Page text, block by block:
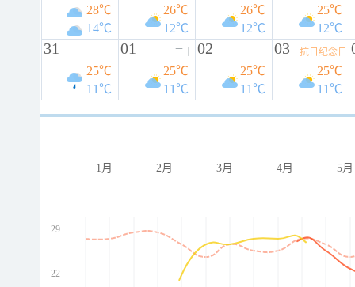
28℃
14℃
26℃
12℃
26℃
12℃
25℃
12℃
31
25℃
11℃
01 二十
25℃
11℃
02
25℃
11℃
03 抗日纪念日
25℃
11℃
1月 2月 3月 4月 5月
29
22